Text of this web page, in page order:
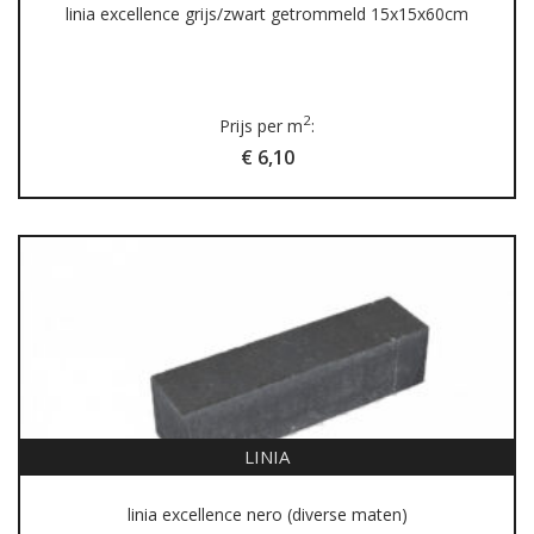
linia excellence grijs/zwart getrommeld 15x15x60cm
Prijs per m2:
€ 6,10
LINIA
linia excellence nero (diverse maten)